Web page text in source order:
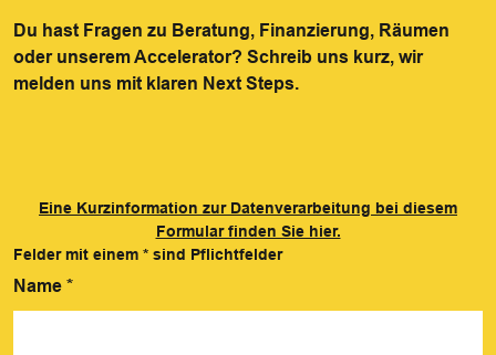
Du hast Fragen zu Beratung, Finanzierung, Räumen
oder unserem Accelerator? Schreib uns kurz, wir
melden uns mit klaren Next Steps.
Eine Kurzinformation zur Datenverarbeitung bei diesem
Formular finden Sie hier.
Felder mit einem * sind Pflichtfelder
Name *